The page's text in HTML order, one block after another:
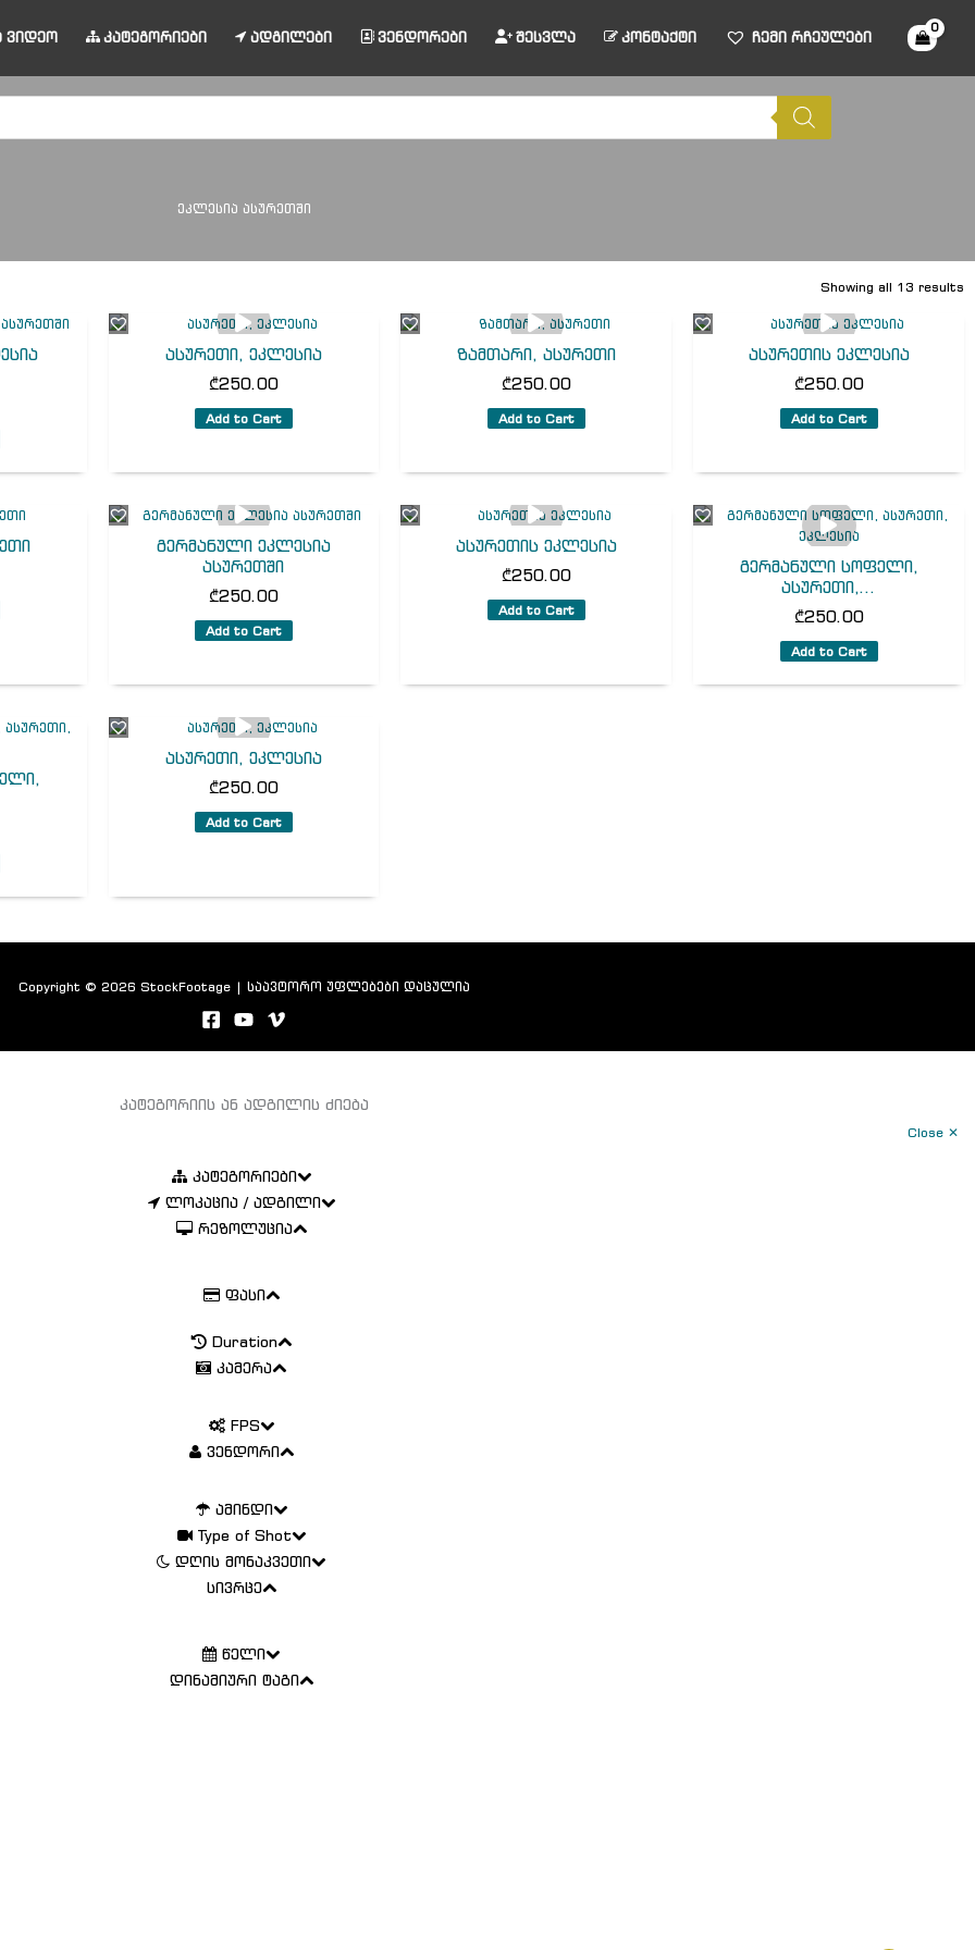
ვიდეო კატეგორიები ადგილები ვენდორები შესვლა კონტაქტი ჩემი რჩეულები
ეკლესია ასურეთში
Showing all 13 results
ასურეთი, ეკლესია
₾250.00
Add to Cart
ზამთარი, ასურეთი
₾250.00
Add to Cart
ასურეთის ეკლესია
₾250.00
Add to Cart
გერმანული ეკლესია
ასურეთში
₾250.00
Add to Cart
ასურეთის ეკლესია
₾250.00
Add to Cart
გერმანული სოფელი,
ასურეთი,...
₾250.00
Add to Cart
ასურეთი, ეკლესია
₾250.00
Add to Cart
Copyright © 2026 StockFootage | საავტორო უფლებები დაცულია
Close ✕
კატეგორიის ან ადგილის ძიება
კატეგორიები
ლოკაცია / ადგილი
რეზოლუცია
ფასი
Duration
კამერა
FPS
ვენდორი
ამინდი
Type of Shot
დღის მონაკვეთი
სივრცე
წელი
დინამიური ტაგი